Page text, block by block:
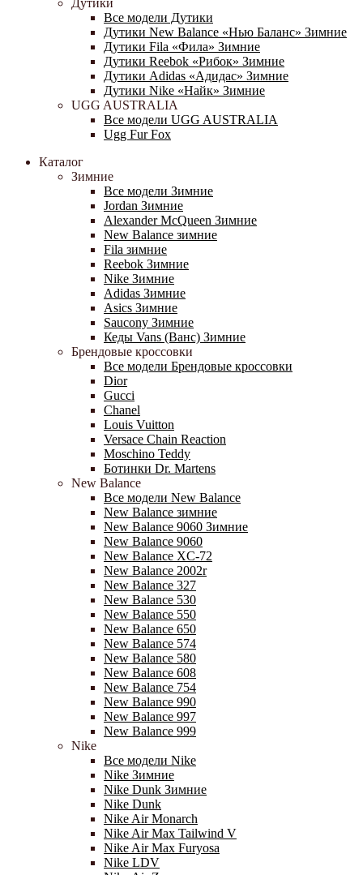
Дутики
Все модели Дутики
Дутики New Balance «Нью Баланс» Зимние
Дутики Fila «Фила» Зимние
Дутики Reebok «Рибок» Зимние
Дутики Adidas «Адидас» Зимние
Дутики Nike «Найк» Зимние
UGG AUSTRALIA
Все модели UGG AUSTRALIA
Ugg Fur Fox
Каталог
Зимние
Все модели Зимние
Jordan Зимние
Alexander McQueen Зимние
New Balance зимние
Fila зимние
Reebok Зимние
Nike Зимние
Adidas Зимние
Asics Зимние
Saucony Зимние
Кеды Vans (Ванс) Зимние
Брендовые кроссовки
Все модели Брендовые кроссовки
Dior
Gucci
Chanel
Louis Vuitton
Versace Chain Reaction
Moschino Teddy
Ботинки Dr. Martens
New Balance
Все модели New Balance
New Balance зимние
New Balance 9060 Зимние
New Balance 9060
New Balance XC-72
New Balance 2002r
New Balance 327
New Balance 530
New Balance 550
New Balance 650
New Balance 574
New Balance 580
New Balance 608
New Balance 754
New Balance 990
New Balance 997
New Balance 999
Nike
Все модели Nike
Nike Зимние
Nike Dunk Зимние
Nike Dunk
Nike Air Monarch
Nike Air Max Tailwind V
Nike Air Max Furyosa
Nike LDV